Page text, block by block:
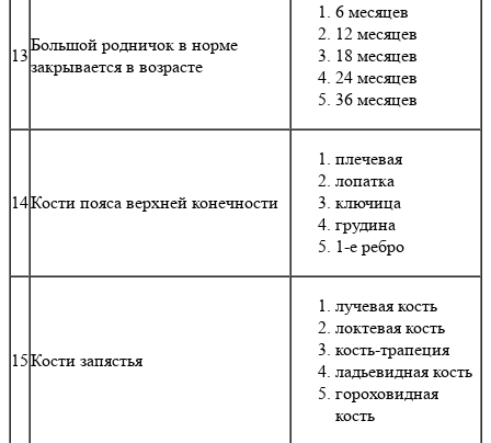
13
Большой родничок в норме
закрывается в возрасте
6 месяцев
12 месяцев
18 месяцев
24 месяцев
36 месяцев
14Кости пояса верхней конечности
плечевая
лопатка
ключица
грудина
1-е ребро
15Кости запястья
лучевая кость
локтевая кость
кость-трапеция
ладьевидная кость
гороховидная
кость